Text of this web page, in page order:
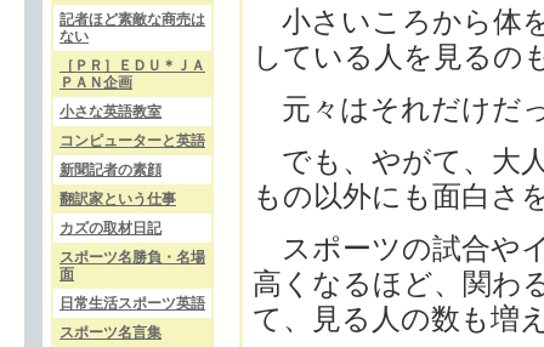
記者ほど素敵な商売は
ない
［ＰＲ］ＥＤＵ＊ＪＡ
ＰＡＮ企画
小さな英語教室
コンピューターと英語
新聞記者の素顔
翻訳家という仕事
カズの取材日記
スポーツ名勝負・名場
面
日常生活スポーツ英語
スポーツ名言集
小さいころから体
している人を見るの
元々はそれだけだ
でも、やがて、大
もの以外にも面白さ
スポーツの試合や
高くなるほど、関わ
て、見る人の数も増